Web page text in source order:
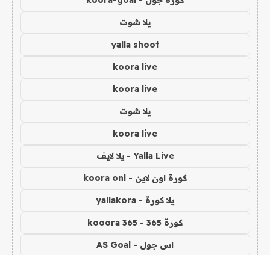
يلا شوت
yalla shoot
koora live
koora live
يلا شوت
koora live
Yalla Live - يلا لايف
كورة اون لاين - koora onl
يلا كورة - yallakora
كورة 365 - kooora 365
اس جول - AS Goal